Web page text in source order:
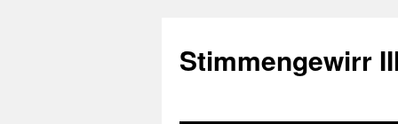
springen
Stimmengewirr